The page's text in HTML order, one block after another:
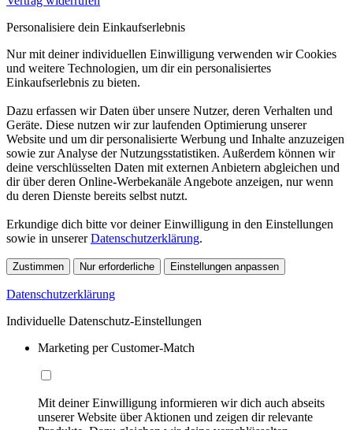
Personalisiere dein Einkaufserlebnis
Nur mit deiner individuellen Einwilligung verwenden wir Cookies
und weitere Technologien, um dir ein personalisiertes
Einkaufserlebnis zu bieten.
Dazu erfassen wir Daten über unsere Nutzer, deren Verhalten und
Geräte. Diese nutzen wir zur laufenden Optimierung unserer
Website und um dir personalisierte Werbung und Inhalte anzuzeigen
sowie zur Analyse der Nutzungsstatistiken. Außerdem können wir
deine verschlüsselten Daten mit externen Anbietern abgleichen und
dir über deren Online-Werbekanäle Angebote anzeigen, nur wenn
du deren Dienste bereits selbst nutzt.
Erkundige dich bitte vor deiner Einwilligung in den Einstellungen
sowie in unsererDatenschutzerklärung.
Zustimmen Nur erforderliche Einstellungen anpassen
Datenschutzerklärung
Individuelle Datenschutz-Einstellungen
Marketing per Customer-Match
Mit deiner Einwilligung informieren wir dich auch abseits
unserer Website über Aktionen und zeigen dir relevante